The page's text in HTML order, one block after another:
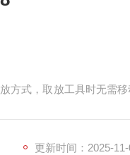
方式，取放工具时无需
更新时间：2025-